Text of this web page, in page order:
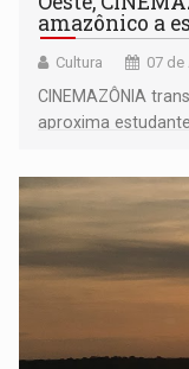
amazônico a
Cultura 07 de
CINEMAZÔNIA
aproxima